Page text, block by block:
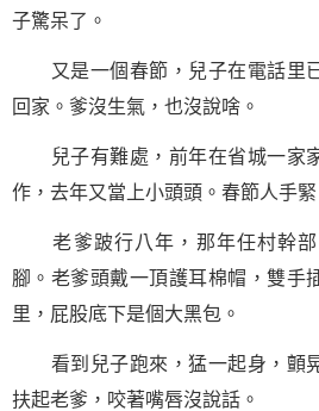
子驚呆了。
又是一個春節，兒子在電話里
回家。爹沒生氣，也沒說啥。
兒子有難處，前年在省城一家
作，去年又當上小頭頭。春節人手
老爹跛行八年，那年任村幹部
腳。老爹頭戴一頂護耳棉帽，雙手
里，屁股底下是個大黑包。
看到兒子跑來，猛一起身，顫
扶起老爹，咬著嘴唇沒說話。